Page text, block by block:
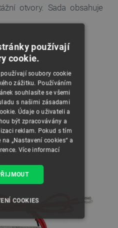
otvory. Sada obsahuje
solenoidu
mm
používají
cookie.
soubory cookie
zážitku. Používáním
souhlasíte se všemi
s našimi zásadami
Údaje o uživateli a
být zpracovávány a
reklam. Pokud s tím
„Nastavení cookies“ a
Více informací
COOKIES
SOUBORY